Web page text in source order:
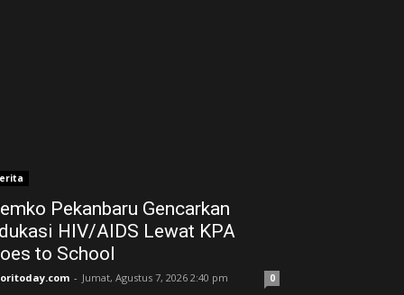
Pekanbaru Gencarkan
HIV/AIDS Lewat KPA
to School
- Jumat, Agustus 7, 2026 2:40 pm 0